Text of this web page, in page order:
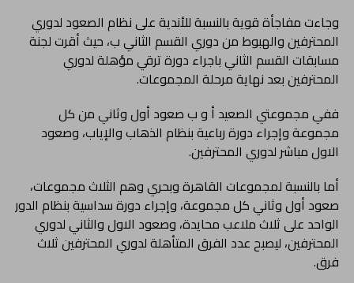
وجاءت مفاجأة قوية بالنسبة للأندية على نظام الصعود لدوري
المحترفين والهبوط من دوري القسم الثاني ب، حيث أقرت لجنة
مسابقات القسم الثاني باجراء دورة ترقي مؤهلة لدوري
المحترفين بعد نهاية مرحلة المجموعات.
ففي مجموعتي الصعيد أ و ب صعود أول وثاني من كل
مجموعة وإجراء دورة رباعية بنظام الذهاب والإياب، وصعود
الاول مباشر لدوري المحترفين.
أما بالنسبة لمجموعات القاهرة وبحري وهم الثلاث مجموعات،
صعود أول وثاني كل مجموعة، وإجراء دورة سداسية بنظام الدور
الواحد على ثلاث ملاعب محايدة، وصعود الاول والثاني لدوري
المحترفين، ليصبح عدد الفرق المتأهلة لدوري المحترفين ثلاث
فرق.